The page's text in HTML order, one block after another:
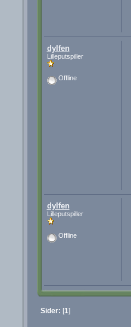
dylfen
Lilleputspiller
Offline
dylfen
Lilleputspiller
Offline
Sider: [1]